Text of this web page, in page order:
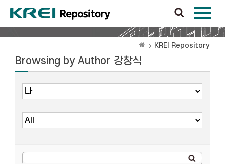
KREI Repository
Browsing by Author 강창식